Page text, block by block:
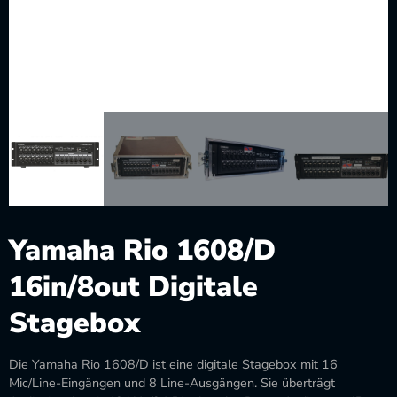
Yamaha Rio 1608/D
16in/8out Digitale
Stagebox
Die Yamaha Rio 1608/D ist eine digitale Stagebox mit 16
Mic/Line-Eingängen und 8 Line-Ausgängen. Sie überträgt